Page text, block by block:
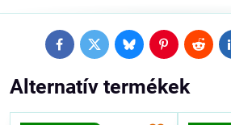
FacebookTwitterBlueskyPinterestReddit
Alternatív termékek